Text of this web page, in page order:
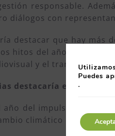
responsable.
diálogos con
destacar que hay más
hitos del año y un
y el transporte
destacaría en materia
año del impulso al
climático o el nuevo
Puedes
.